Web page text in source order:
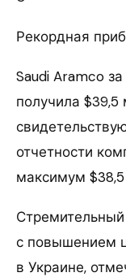
Рекордная
Saudi Aramco
получила
отчетности
максимум
с повышением
в Украине,